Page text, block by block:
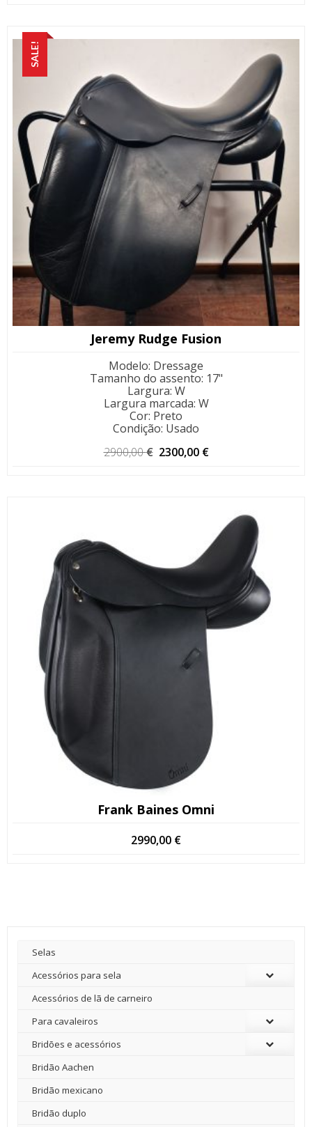
SALE!
Jeremy Rudge Fusion
Modelo: Dressage
Tamanho do assento: 17"
Largura: W
Largura marcada: W
Cor: Preto
Condição: Usado
2900,00€ O
2300,00 €
Frank Baines Omni
2990,00 €
Selas
Acessórios para sela
Acessórios de lã de carneiro
Para cavaleiros
Bridões e acessórios
Bridão Aachen
Bridão mexicano
Bridão duplo